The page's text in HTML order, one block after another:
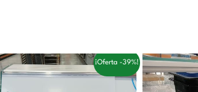
¡Oferta -39%!
El
precio
original
El
actual
El